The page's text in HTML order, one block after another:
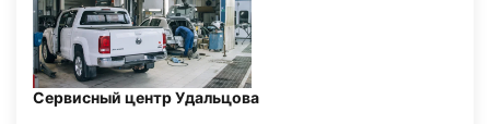
Сервисный центр Удальцова